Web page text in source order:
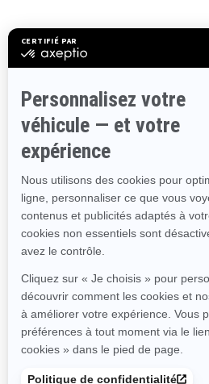
Inscrivez-vous à nos courriels.
événements et les
NOUS